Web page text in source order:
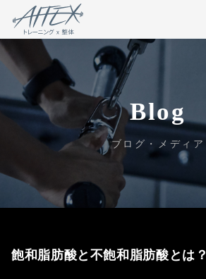
Blog
ブログ・メディア
飽和脂肪酸と不飽和脂肪酸とは？